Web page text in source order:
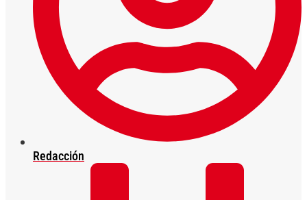
Redacción